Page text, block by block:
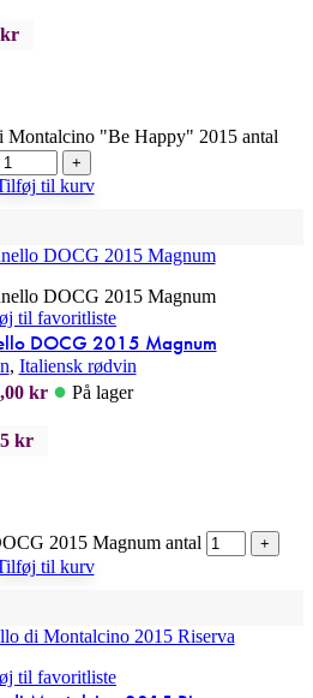
kr
Montalcino "Be Happy" 2015 antal
+
til kurv
til favoritliste
DOCG 2015 Magnum
, Italiensk rødvin
kr ● På lager
kr
2015 Magnum antal +
til kurv
til favoritliste